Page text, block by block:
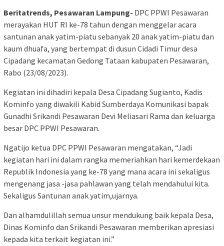
Beritatrends, Pesawaran Lampung- DPC PPWI Pesawaran
merayakan HUT RI ke-78 tahun dengan menggelar acara
santunan anak yatim-piatu sebanyak 20 anak yatim-piatu dan
kaum dhuafa, yang bertempat di dusun Cidadi Timur desa
Cipadang kecamatan Gedong Tataan kabupaten Pesawaran,
Rabo (23/08/2023).
Kegiatan ini dihadiri kepala Desa Cipadang Sugianto, Kadis
Kominfo yang diwakili Kabid Sumberdaya Komunikasi bapak
Gunadhi Srikandi Pesawaran Devi Meliasari Rama dan keluarga
besar DPC PPWI Pesawaran.
Ngatijo ketua DPC PPWI Pesawaran mengatakan, “Jadi
kegiatan hari ini dalam rangka memeriahkan hari kemerdekaan
Republik Indonesia yang ke-78 yang mana acara ini sekaligus
mengenang jasa -jasa pahlawan yang telah mendahului kita.
Sekaligus Santunan anak yatim,ujarnya.
Dan alhamdulillah semua unsur mendukung baik kepala Desa,
Dinas Kominfo dan Srikandi Pesawaran memberikan apresiasi
kepada kita terkait kegiatan ini.”